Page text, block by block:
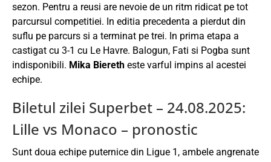
sezon. Pentru a reusi are nevoie de un ritm ridicat pe tot
parcursul competitiei. In editia precedenta a pierdut din
suflu pe parcurs si a terminat pe trei. In prima etapa a
castigat cu 3-1 cu Le Havre. Balogun, Fati si Pogba sunt
indisponibili. Mika Biereth este varful impins al acestei
echipe.
Biletul zilei Superbet – 24.08.2025:
Lille vs Monaco – pronostic
Sunt doua echipe puternice din Ligue 1, ambele angrenate